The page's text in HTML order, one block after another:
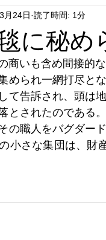
に秘め
月24日 読了時間: 1分
商いも含め間接的
められ一網打尽と
て告訴され、頭は
とされたのである
の職人をバグダー
小さな集団は、財